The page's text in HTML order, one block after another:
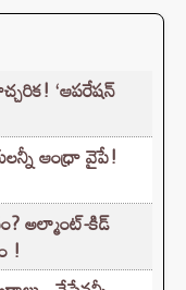
‘ఆపరేషన్
ఆంధ్రా వైపే!
అల్మాంట్-కిడ్
!